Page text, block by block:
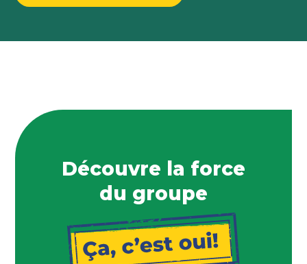
Découvre la force
du groupe